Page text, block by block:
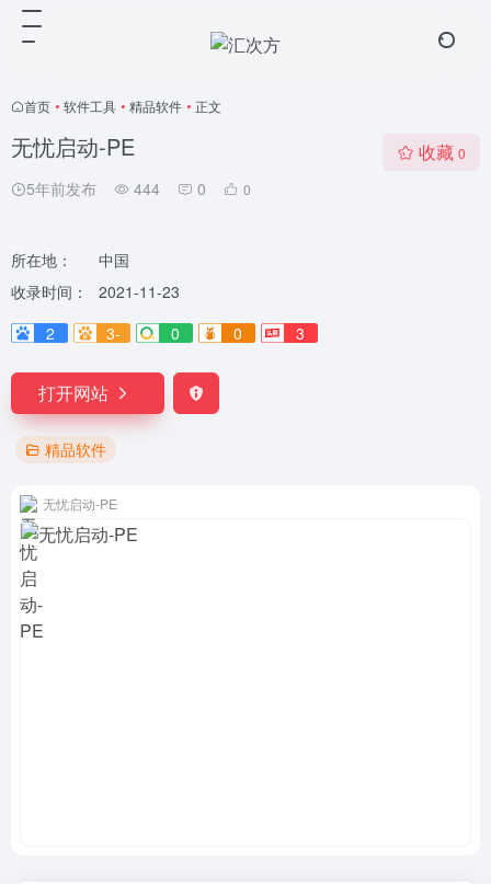
首页 • 软件工具 • 精品软件 • 正文
无忧启动-PE
5年前发布 444 0 0
收藏 0
所在地：
中国
收录时间：
2021-11-23
2
3- 0 0 3
打开网站
精品软件
无忧启动-PE